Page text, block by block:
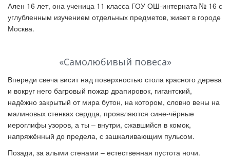
Ален 16 лет, она ученица 11 класса ГОУ ОШ-интерната № 16 с
углубленным изучением отдельных предметов, живет в городе
Москва.
«Самолюбивый повеса»
Впереди свеча висит над поверхностью стола красного дерева
и вокруг него багровый пожар драпировок, гигантский,
надёжно закрытый от мира бутон, на котором, словно вены на
малиновых стенках сердца, проявляются сине-чёрные
иероглифы узоров, а ты – внутри, сжавшийся в комок,
напряжённый до предела, с зашкаливающим пульсом.
Позади, за алыми стенами – естественная пустота ночи.